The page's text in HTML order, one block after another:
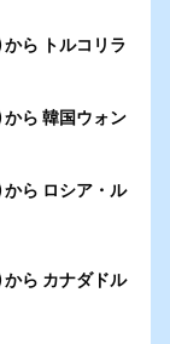
ら トルコリラ
ら 韓国ウォン
ら ロシア・ル
ら カナダドル